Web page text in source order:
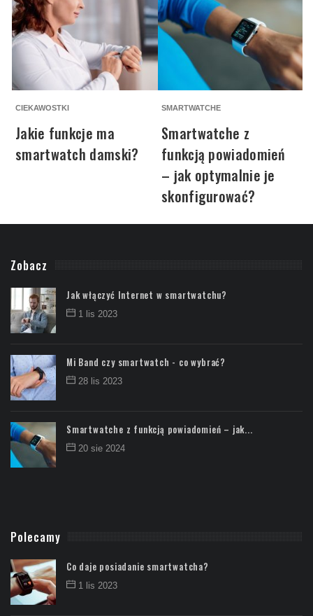
CIEKAWOSTKI
Jakie funkcje ma
smartwatch damski?
SMARTWATCHE
Smartwatche z
funkcją powiadomień
– jak optymalnie je
skonfigurować?
Zobacz
Jak włączyć Internet w smartwatchu?
1 lis 2023
Mi Band czy smartwatch - co wybrać?
28 lis 2023
Smartwatche z funkcją powiadomień – jak...
20 sie 2024
Polecamy
Co daje posiadanie smartwatcha?
1 lis 2023